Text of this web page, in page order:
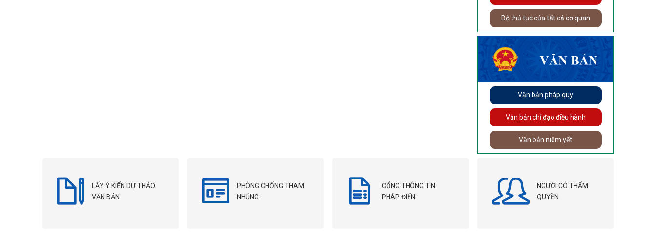
Bộ thủ tục của tất cả cơ quan
Văn bản pháp quy
Văn bản chỉ đạo điều hành
Văn bản niêm yết
LẤY Ý KIẾN DỰ THẢO
VĂN BẢN
PHÒNG CHỐNG THAM
NHŨNG
CỔNG THÔNG TIN
PHÁP ĐIỂN
NGƯỜI CÓ THẨM
QUYỀN